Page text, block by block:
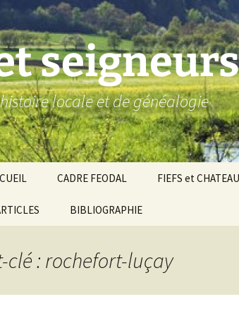
locale et de généalogie
CADRE FEODAL
Baronnie de Donzy
Comté-duché de Nevers
FIEFS et
BIBLIOGRAPHIE
clé : rochefort-luçay